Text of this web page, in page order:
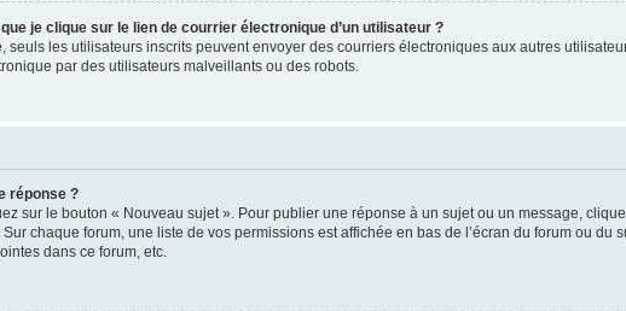
je clique sur le lien de courrier électronique d’un utilisateur ?
les utilisateurs inscrits peuvent envoyer des courriers électroniques aux autres
par des utilisateurs malveillants ou des robots.
réponse ?
sur le bouton « Nouveau sujet ». Pour publier une réponse à un sujet ou un message,
chaque forum, une liste de vos permissions est affichée en bas de l’écran du forum ou
dans ce forum, etc.